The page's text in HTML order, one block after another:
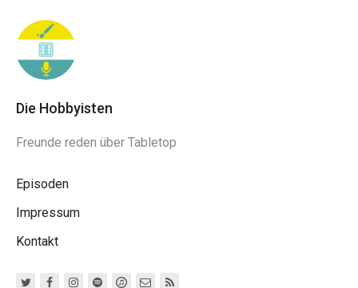
Die Hobbyisten
Freunde reden über Tabletop
Episoden
Impressum
Kontakt